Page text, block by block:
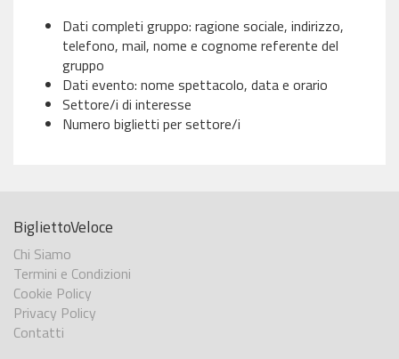
Dati completi gruppo: ragione sociale, indirizzo,
telefono, mail, nome e cognome referente del
gruppo
Dati evento: nome spettacolo, data e orario
Settore/i di interesse
Numero biglietti per settore/i
BigliettoVeloce
Chi Siamo
Termini e Condizioni
Cookie Policy
Privacy Policy
Contatti